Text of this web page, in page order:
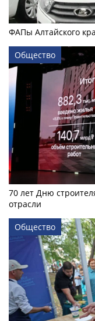
ФАПы Алтайского
Общество
70 лет Дню
отрасли
Общество